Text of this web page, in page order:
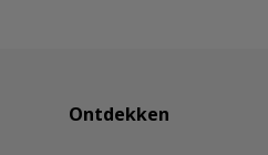
Ontdekken